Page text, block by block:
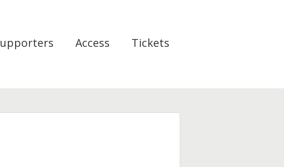
Access Tickets